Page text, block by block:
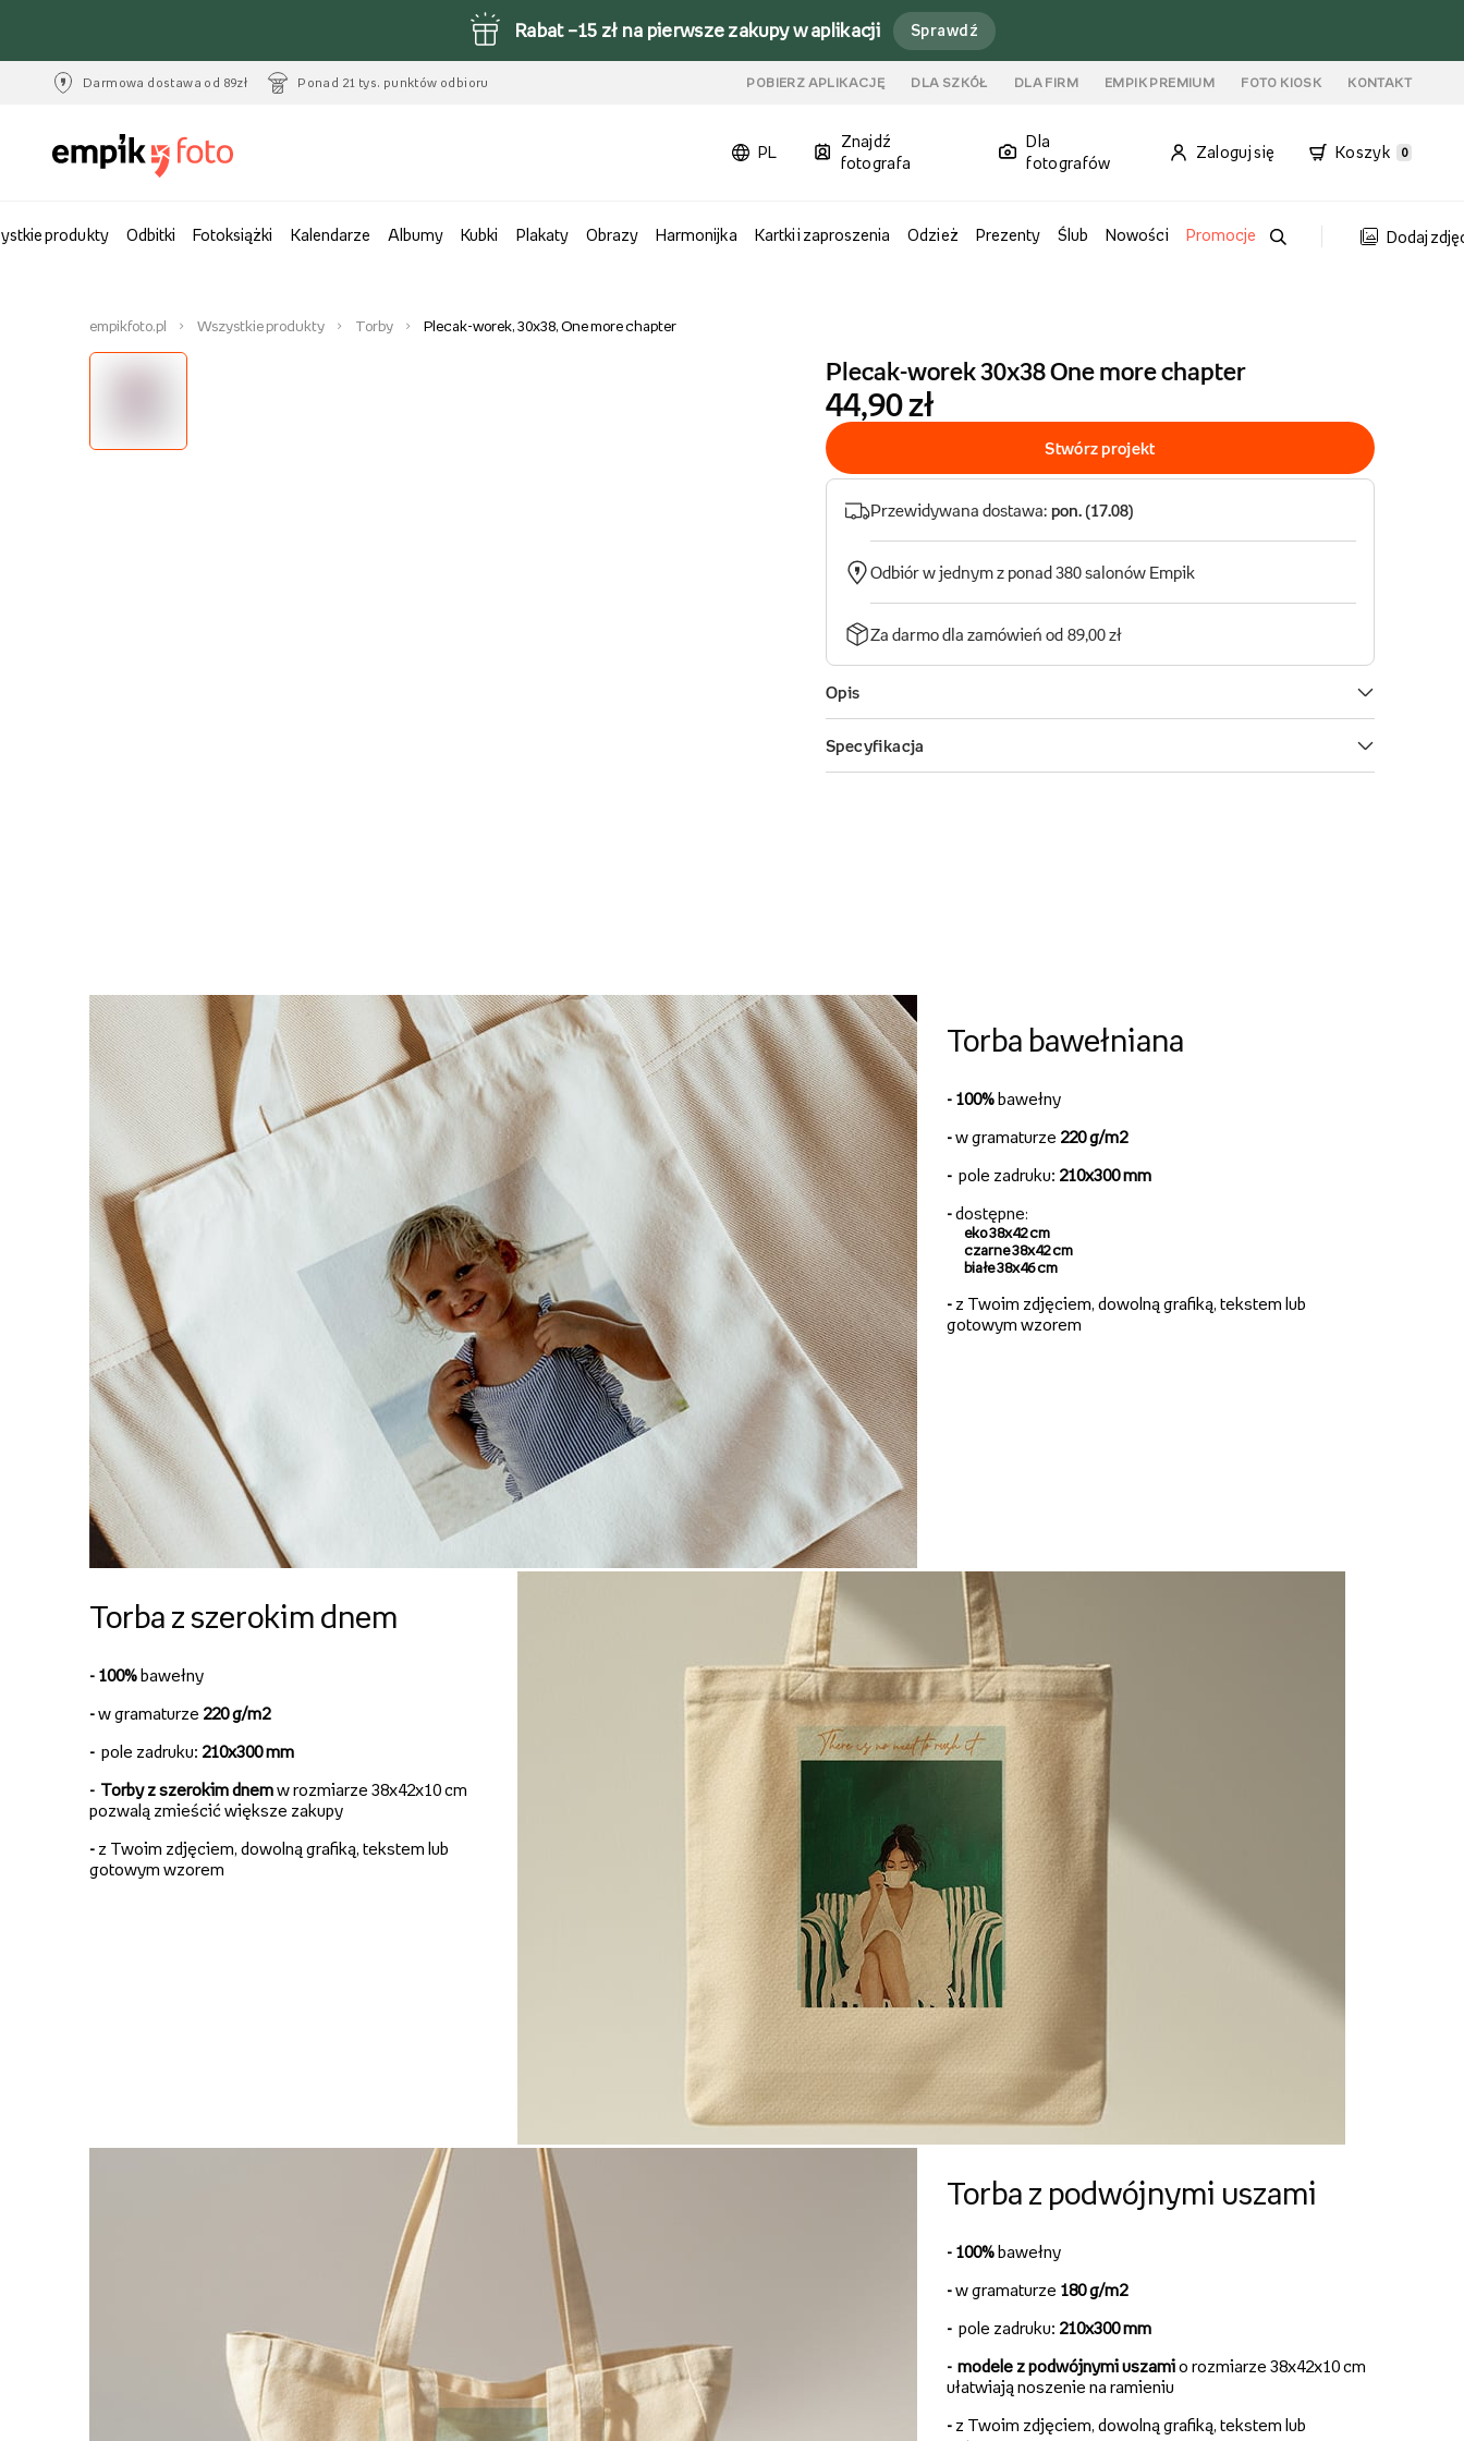
Rabat –15 zł na pierwsze zakupy w aplikacji Sprawdź
Darmowa dostawa od 89zł Ponad 21 tys. punktów odbioru POBIERZ APLIKACJĘ DLA SZKÓŁ DLA FIRM EMPIK PREMIUM FOTO KIOSK KONTAKT
PL
Znajdź
fotografa
Dla
fotografów
Zaloguj się Koszyk 0
produkty Odbitki Fotoksiążki Kalendarze Albumy Kubki Plakaty Obrazy Harmonijka Kartki i zaproszenia Odzież Prezenty Ślub Nowości Promocje Dodaj
empikfoto.pl Wszystkie produkty Torby Plecak-worek, 30x38, One more chapter
Torba bawełniana
- 100% bawełny
-w gramaturze 220 g/m2
- pole zadruku: 210x300 mm
-dostępne:
eko 38x42 cm
czarne 38x42 cm
białe 38x46 cm
-z Twoim zdjęciem, dowolną grafiką, tekstem lub
gotowym wzorem
Torba z szerokim dnem
- 100% bawełny
-w gramaturze 220 g/m2
- pole zadruku: 210x300 mm
- Torby z szerokim dnemw rozmiarze 38x42x10 cm
pozwalą zmieścić większe zakupy
- z Twoim zdjęciem, dowolną grafiką, tekstem lub
gotowym wzorem
Torba z podwójnymi uszami
- 100% bawełny
-w gramaturze 180 g/m2
- pole zadruku: 210x300 mm
- modele z podwójnymi uszamio rozmiarze 38x42x10 cm
ułatwiają noszenie na ramieniu
-z Twoim zdjęciem, dowolną grafiką, tekstem lub